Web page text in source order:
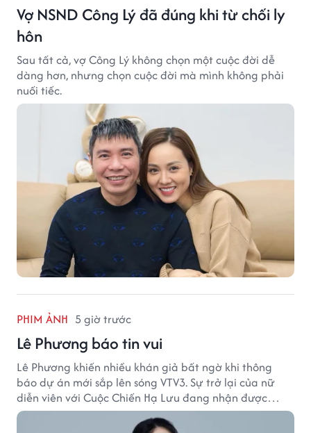
Vợ NSND Công Lý đã đúng khi từ chối ly
hôn
Sau tất cả, vợ Công Lý không chọn một cuộc đời dễ
dàng hơn, nhưng chọn cuộc đời mà mình không phải
nuối tiếc.
PHIM ẢNH 5 giờ trước
Lê Phương báo tin vui
Lê Phương khiến nhiều khán giả bất ngờ khi thông
báo dự án mới sắp lên sóng VTV3. Sự trở lại của nữ
diễn viên với Cuộc Chiến Hạ Lưu đang nhận được
nhiều sự quan tâm.